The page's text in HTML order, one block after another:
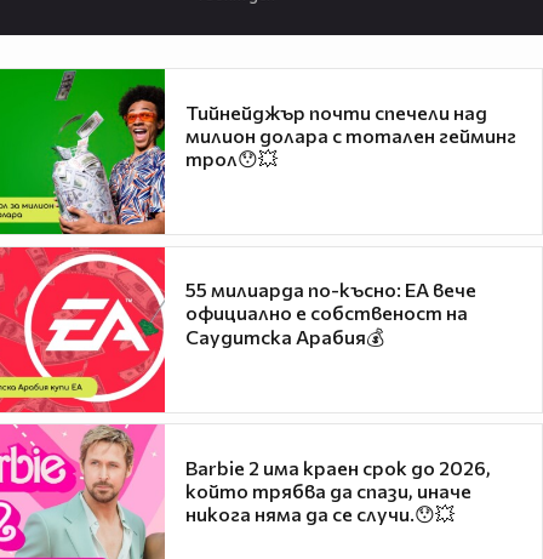
Тийнейджър почти спечели над
милион долара с тотален гейминг
трол😯💥
55 милиарда по-късно: EA вече
официално е собственост на
Саудитска Арабия💰
Barbie 2 има краен срок до 2026,
който трябва да спази, иначе
никога няма да се случи.😯💥